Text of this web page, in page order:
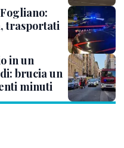
trasportati
in un
brucia un
minuti